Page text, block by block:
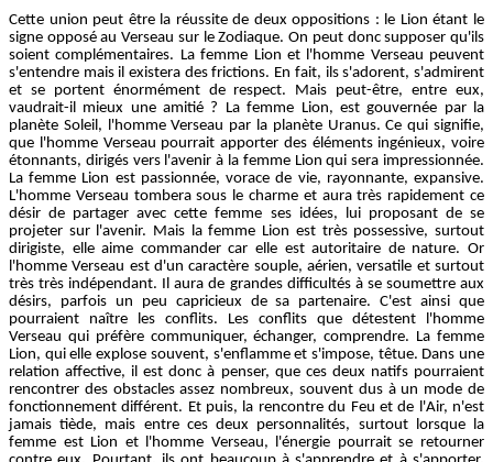
Cette union peut être la réussite de deux oppositions : le Lion étant le
signe opposé au Verseau sur le Zodiaque. On peut donc supposer qu'ils
soient complémentaires. La femme Lion et l'homme Verseau peuvent
s'entendre mais il existera des frictions. En fait, ils s'adorent, s'admirent
et se portent énormément de respect. Mais peut-être, entre eux,
vaudrait-il mieux une amitié ? La femme Lion, est gouvernée par la
planète Soleil, l'homme Verseau par la planète Uranus. Ce qui signifie,
que l'homme Verseau pourrait apporter des éléments ingénieux, voire
étonnants, dirigés vers l'avenir à la femme Lion qui sera impressionnée.
La femme Lion est passionnée, vorace de vie, rayonnante, expansive.
L'homme Verseau tombera sous le charme et aura très rapidement ce
désir de partager avec cette femme ses idées, lui proposant de se
projeter sur l'avenir. Mais la femme Lion est très possessive, surtout
dirigiste, elle aime commander car elle est autoritaire de nature. Or
l'homme Verseau est d'un caractère souple, aérien, versatile et surtout
très très indépendant. Il aura de grandes difficultés à se soumettre aux
désirs, parfois un peu capricieux de sa partenaire. C'est ainsi que
pourraient naître les conflits. Les conflits que détestent l'homme
Verseau qui préfère communiquer, échanger, comprendre. La femme
Lion, qui elle explose souvent, s'enflamme et s'impose, têtue. Dans une
relation affective, il est donc à penser, que ces deux natifs pourraient
rencontrer des obstacles assez nombreux, souvent dus à un mode de
fonctionnement différent. Et puis, la rencontre du Feu et de l'Air, n'est
jamais tiède, mais entre ces deux personnalités, surtout lorsque la
femme est Lion et l'homme Verseau, l'énergie pourrait se retourner